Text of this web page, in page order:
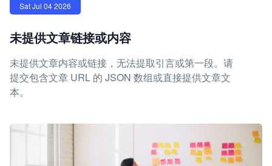
Sat Jul 04 2026
未提供文章链接或内容
未提供文章内容或链接，无法提取引言或第一段。请
提交包含文章 URL 的 JSON 数组或直接提供文章文
本。